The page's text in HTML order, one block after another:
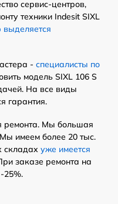
сервис-центров,
техники Indesit SIXL
- специалисты по
модель SIXL 106 S
На все виды
гарантия.
ремонта. Мы большая
имеем более 20 тыс.
складах уже имеется
заказе ремонта на
25%.